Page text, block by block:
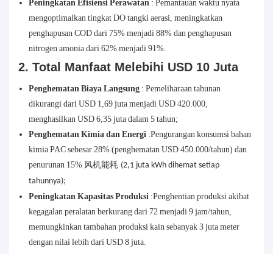
Peningkatan Efisiensi Perawatan : Pemantauan waktu nyata
mengoptimalkan tingkat DO tangki aerasi, meningkatkan
penghapusan COD dari 75% menjadi 88% dan penghapusan
nitrogen amonia dari 62% menjadi 91%.
2. Total Manfaat Melebihi USD 10 Juta
Penghematan Biaya Langsung : Pemeliharaan tahunan
dikurangi dari USD 1,69 juta menjadi USD 420.000,
menghasilkan USD 6,35 juta dalam 5 tahun;
Penghematan Kimia dan Energi :Pengurangan konsumsi bahan
kimia PAC sebesar 28% (penghematan USD 450.000/tahun) dan
penurunan 15% 风机能耗 (2,1 juta kWh dihemat setiap
tahunnya);
Peningkatan Kapasitas Produksi :Penghentian produksi akibat
kegagalan peralatan berkurang dari 72 menjadi 9 jam/tahun,
memungkinkan tambahan produksi kain sebanyak 3 juta meter
dengan nilai lebih dari USD 8 juta.